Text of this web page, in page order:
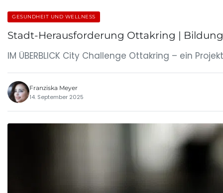
GESUNDHEIT UND WELLNESS
Stadt-Herausforderung Ottakring |
IM ÜBERBLICK City Challenge Ottakring – ein
Franziska Meyer
14. September 2025